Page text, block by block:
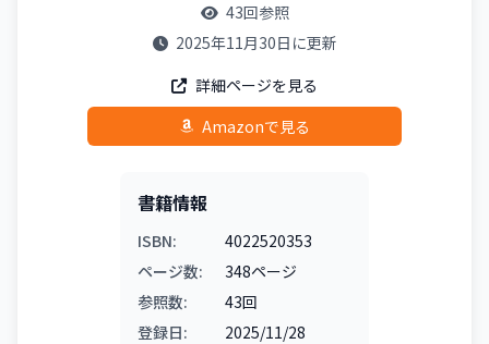
43回参照
2025年11月30日に更新
詳細ページを見る
Amazonで見る
書籍情報
ISBN:
4022520353
ページ数:
348ページ
参照数:
43回
登録日:
2025/11/28